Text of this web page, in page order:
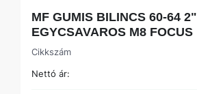
MF GUMIS BILINCS 60-64 2"
EGYCSAVAROS M8 FOCUS
Cikkszám
Nettó ár: